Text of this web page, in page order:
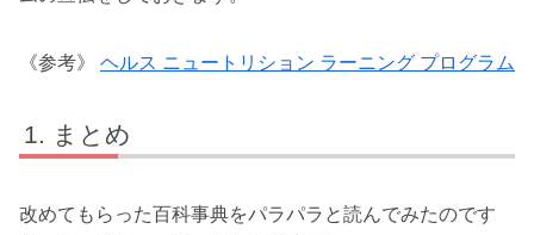
《参考》 ヘルス ニュートリション ラーニング プログラム
まとめ
改めてもらった百科事典をパラパラと読んでみたのです